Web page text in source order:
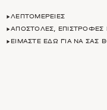
ΛΕΠΤΟΜΈΡΕΙΕΣ
ΑΠΟΣΤΟΛΈΣ,
ΕΊΜΑΣΤΕ ΕΔΏ ΓΙΑ ΝΑ ΣΑΣ